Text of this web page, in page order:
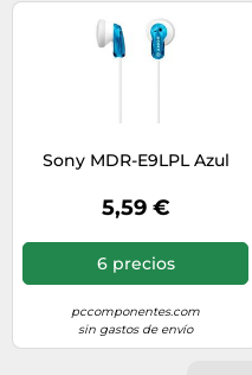
Sony MDR-E9LPL Azul
5,59 €
6 precios
pccomponentes.com
sin gastos de envío